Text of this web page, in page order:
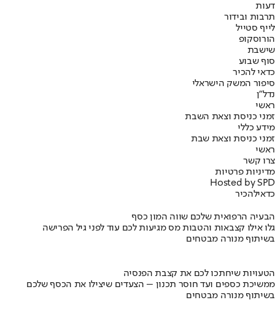
דעות
תרבות ובידור
לייף סטייל
הורוסקופ
שישבת
סוף שבוע
כדאי להכיר
סיפור המשק הישראלי
נדל"ן
ראשי
זמני כניסת וצאת השבת
מידע כללי
זמני כניסת וצאת שבת
ראשי
צרו קשר
מדיניות פרטיות
Hosted by SPD
כדאילהכיר
הבעיה הרפואית שלכם שווה המון כסף
גלו אילו קצבאות והטבות מס מגיעות לכם עוד לפני גיל הפרישה
בשיתוף מנורה מבטחים
הטעויות שיחתכו לכם את קצבת הפנסיה
ממשיכת כספים ועד חוסר תכנון – הצעדים שיצילו את הכסף שלכם
בשיתוף מנורה מבטחים